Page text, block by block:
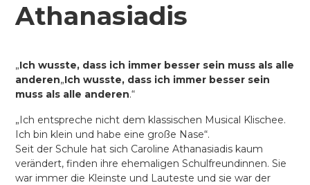
Athanasiadis
„Ich wusste, dass ich immer besser sein muss als alle
anderen„Ich wusste, dass ich immer besser sein
muss als alle anderen.“
„Ich entspreche nicht dem klassischen Musical Klischee.
Ich bin klein und habe eine große Nase“.
Seit der Schule hat sich Caroline Athanasiadis kaum
verändert, finden ihre ehemaligen Schulfreundinnen. Sie
war immer die Kleinste und Lauteste und sie war der